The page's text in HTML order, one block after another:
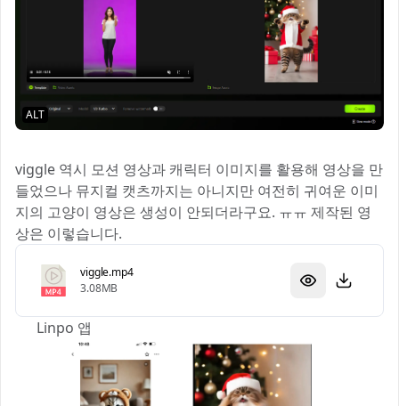
ALT
viggle 역시 모션 영상과 캐릭터 이미지를 활용해 영상을 만
들었으나 뮤지컬 캣츠까지는 아니지만 여전히 귀여운 이미
지의 고양이 영상은 생성이 안되더라구요. ㅠㅠ 제작된 영
상은 이렇습니다.
viggle.mp4
3.08MB
3️⃣ Linpo 앱